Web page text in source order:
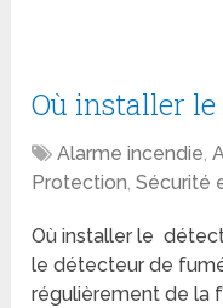
Où installer le
Alarme incendie,
Protection,Sécurité
Où installer le
le détecteur de
régulièrement de la